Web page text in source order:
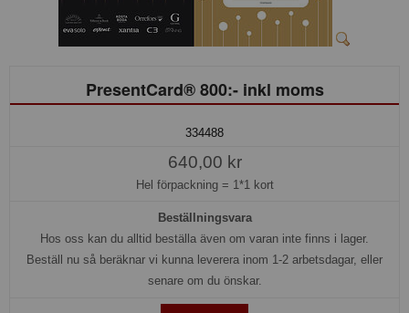
PresentCard® 800:- inkl moms
334488
640,00 kr
Hel förpackning = 1*1 kort
Beställningsvara
Hos oss kan du alltid beställa även om varan inte finns i lager.
Beställ nu så beräknar vi kunna leverera inom 1-2 arbetsdagar, eller
senare om du önskar.